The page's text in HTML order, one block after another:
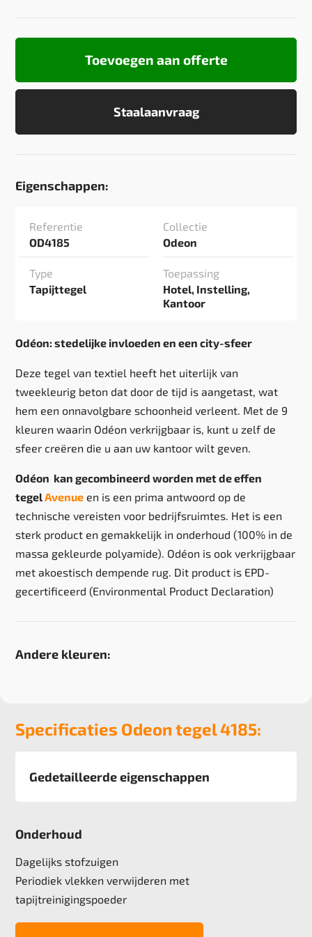
Staalaanvraag
Toevoegen aan offerte
Eigenschappen:
Referentie
OD4185
Collectie
Odeon
Type
Tapijttegel
Toepassing
Hotel, Instelling,
Kantoor
Odéon: stedelijke invloeden en een city-sfeer
Deze tegel van textiel heeft het uiterlijk van
tweekleurig beton dat door de tijd is aangetast, wat
hem een onnavolgbare schoonheid verleent. Met de 9
kleuren waarin Odéon verkrijgbaar is, kunt u zelf de
sfeer creëren die u aan uw kantoor wilt geven.
Odéon kan gecombineerd worden met de effen
tegelAvenue en is een prima antwoord op de
technische vereisten voor bedrijfsruimtes. Het is een
sterk product en gemakkelijk in onderhoud (100% in de
massa gekleurde polyamide). Odéon is ook verkrijgbaar
met akoestisch dempende rug. Dit product is EPD-
gecertificeerd (Environmental Product Declaration)
Andere kleuren:
Specificaties Odeon tegel 4185:
Gedetailleerde eigenschappen
Pool
Poolgewicht
780 gr/m2
3,3 mm
Onderhoud
Dagelijks stofzuigen
Periodiek vlekken verwijderen met
tapijtreinigingspoeder